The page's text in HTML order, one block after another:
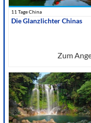
11 Tage China
Die Glanzlichter Chinas
Zum